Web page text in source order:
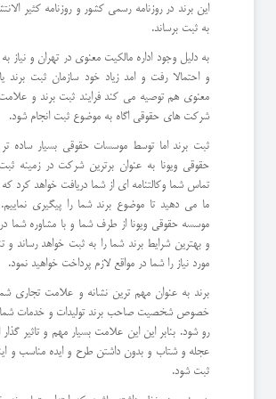
این برند در روزنامه رسمی کشور و روزنامه کثیر
به ثبت برساند.
به دلیل وجود اداره مالکیت معنوی در تهران و نیاز
و احتمالا رفت و امد زیاد خود سازمان ثبت برند یا
معنوی هم توصیه می کند فرایند ثبت برند و
شرکت های حقوقی اگاه به موضوع ثبت انجام شود.
ثبت برند اما توسط موسسات حقوقی بسیار ساده
حقوقی ویونا به عنوان برترین شرکت در زمینه
تماس شما وکالتنامه ای از شما دریافت خواهد کرد که
ما می دهید تا موضوع برند شما را پیگیری
موسسه حقوقی ویونا از طرف شما و با مشاوره شما
و بهترین شرایط برند شما را به ثبت خواهد رساند و
مورد نیاز را شما در مواقع لازم پرداخت خواهید نمود.
برند به عنوان مهم ترین نشانه و علامت تجاری
خصوص شخصیت صاحب برند تولیدات و خدمات شما
رو شود. بنابر این این علامت بسیار مهم و تاثیر گذار
عجله و شتاب و بدون داشتن طرح و ایده مناسب و
ثبت شود.